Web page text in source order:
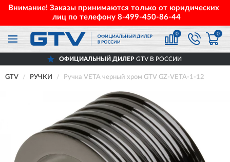
Внимание! Заказы принимаются только от юридических
лиц по телефону 8-499-450-86-44
0 0
ОФИЦИАЛЬНЫЙ ДИЛЕР GTV В РОССИИ
GTV РУЧКИ Ручка VETA черный хром GTV GZ-VETA-1-12